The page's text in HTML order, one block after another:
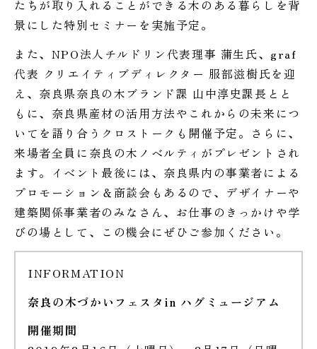
たちが取り入れることができる木のある暮らしを背
景にした特別セミナーを実施予定。
また、NPO法人チルドリン代表理事 蒲生氏、graf
代表 クリエイティブディレクター 服部滋樹氏を迎
え、奈良県奈良の木ブランド課 山中淳史課長とと
もに、奈良県産材の活用方法やこれからの未来につ
いてを語り合うクロストークも開催予定。さらに、
来場者全員に奈良の木ノベルティがプレゼントされ
ます。イベント最後には、奈良県内の事業者による
プロモーション＆商談会もあるので、デザイナーや
建築関係事業者のみなさん、お仕事のきっかけや学
びの場として、この機会にぜひご参加ください。
INFORMATION
奈良の木づかいフェスタin ハグミュージアム
開催期間